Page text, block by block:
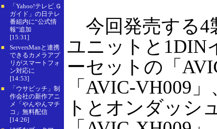
■
「Yahoo!テレビ.Ｇ
ガイド」の日テレ
番組内に“公式情
報”追加
[15:31]
■
ServersManと連携
できるカメラアプ
リがスマートフォ
ン対応に
[14:53]
■
「ウサビッチ」制
作会社の新作アニ
メ「やんやんマチ
コ」無料配信
[14:26]
今回発売する4
ユニットと1DIN
ーセットの「
「AVIC-VH009
トとオンダッシ